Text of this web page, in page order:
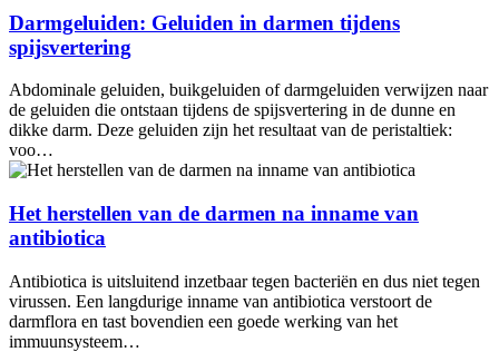
Darmgeluiden: Geluiden in darmen tijdens
spijsvertering
Abdominale geluiden, buikgeluiden of darmgeluiden verwijzen naar
de geluiden die ontstaan tijdens de spijsvertering in de dunne en
dikke darm. Deze geluiden zijn het resultaat van de peristaltiek:
voo…
Het herstellen van de darmen na inname van
antibiotica
Antibiotica is uitsluitend inzetbaar tegen bacteriën en dus niet tegen
virussen. Een langdurige inname van antibiotica verstoort de
darmflora en tast bovendien een goede werking van het
immuunsysteem…